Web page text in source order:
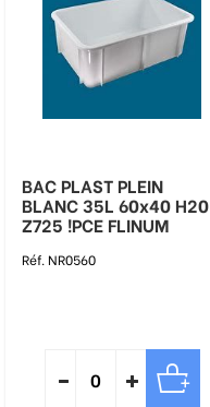
BAC PLAST PLEIN
BLANC 35L 60x40 H20
Z725 !PCE FLINUM
Réf. NR0560